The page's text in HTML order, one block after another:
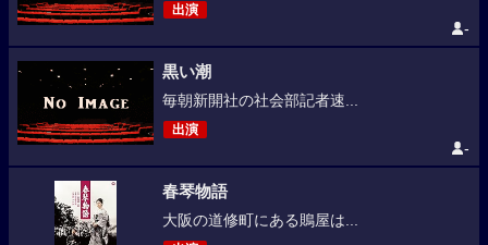
出演
-
黒い潮
毎朝新開社の社会部記者速...
出演
-
春琴物語
大阪の道修町にある鵙屋は...